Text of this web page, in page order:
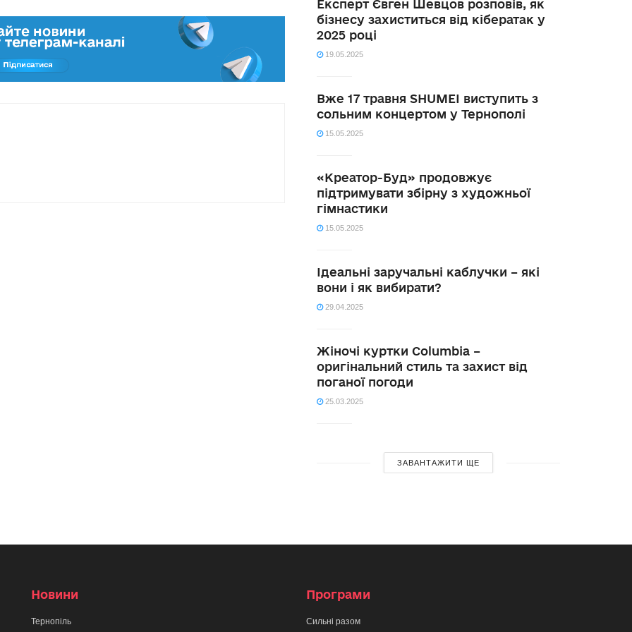
Експерт Євген Шевцов розповів, як
бізнесу захиститься від кібератак у
2025 році
19.05.2025
Вже 17 травня SHUMEI виступить з
сольним концертом у Тернополі
15.05.2025
«Креатор-Буд» продовжує
підтримувати збірну з художньої
гімнастики
15.05.2025
Ідеальні заручальні каблучки – які
вони і як вибирати?
29.04.2025
Жіночі куртки Columbia –
оригінальний стиль та захист від
поганої погоди
25.03.2025
ЗАВАНТАЖИТИ ЩЕ
Новини
Тернопіль
Програми
Сильні разом